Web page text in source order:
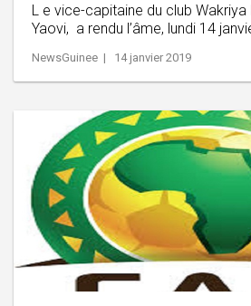
L e vice-capitaine du club
Yaovi, a rendu l’âme, lundi 14
NewsGuinee | 14 janvier 2019